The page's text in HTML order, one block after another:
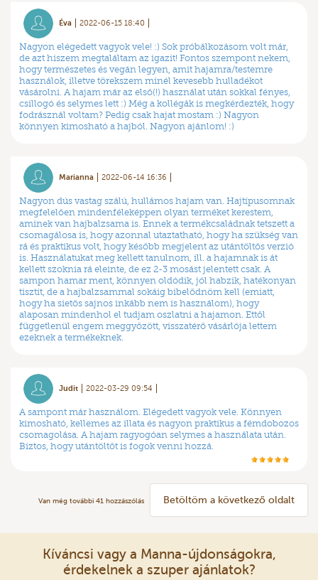
Éva 2022-06-15 18:40
Nagyon elégedett vagyok vele! :) Sok próbálkozásom volt már,
de azt hiszem megtaláltam az igazit! Fontos szempont nekem,
hogy természetes és vegán legyen, amit hajamra/testemre
használok, illetve törekszem minél kevesebb hulladékot
vásárolni. A hajam már az első(!) használat után sokkal fényes,
csillogó és selymes lett :) Még a kollégák is megkérdezték, hogy
fodrásznál voltam? Pedig csak hajat mostam :) Nagyon
könnyen kimosható a hajból. Nagyon ajánlom! :)
Marianna 2022-06-14 16:36
Nagyon dús vastag szálú, hullámos hajam van. Hajtípusomnak
megfelelően mindenféleképpen olyan terméket kerestem,
aminek van hajbalzsama is. Ennek a termékcsaládnak tetszett a
csomagálosa is, hogy azonnal utaztatható, hogy ha szükség van
rá és praktikus volt, hogy később megjelent az utántöltős verzió
is. Használatukat meg kellett tanulnom, ill. a hajamnak is át
kellett szoknia rá eleinte, de ez 2-3 mosást jelentett csak. A
sampon hamar ment, könnyen oldódik, jól habzik, hatékonyan
tisztít, de a hajbalzsammal sokáig bibelődnöm kell (emiatt,
hogy ha sietős sajnos inkább nem is használom), hogy
alaposan mindenhol el tudjam oszlatni a hajamon. Ettől
függetlenül engem meggyőzött, visszatérő vásárlója lettem
ezeknek a termékeknek.
Judit 2022-03-29 09:54
A sampont már használom. Elégedett vagyok vele. Könnyen
kimosható, kellemes az illata és nagyon praktikus a fémdobozos
csomagolása. A hajam ragyogóan selymes a használata után.
Biztos, hogy utántöltőt is fogok venni hozzá.
Van még további 41 hozzászólás Betöltöm a következő oldalt
Kíváncsi vagy a Manna-újdonságokra,
érdekelnek a szuper ajánlatok?